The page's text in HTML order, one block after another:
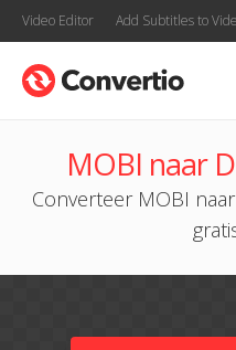
Video Editor Add Subtitles to
MOBI naar
Converteer MOBI